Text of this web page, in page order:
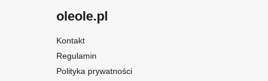
oleole.pl
Kontakt
Regulamin
Polityka prywatności